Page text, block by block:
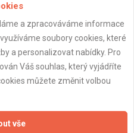
řemeslníci
osobních údajů
a zpracováváme informace
soubory cookies, které
a personalizovat nabídky. Pro
Váš souhlas, který vyjádříte
můžete změnit volbou
vše